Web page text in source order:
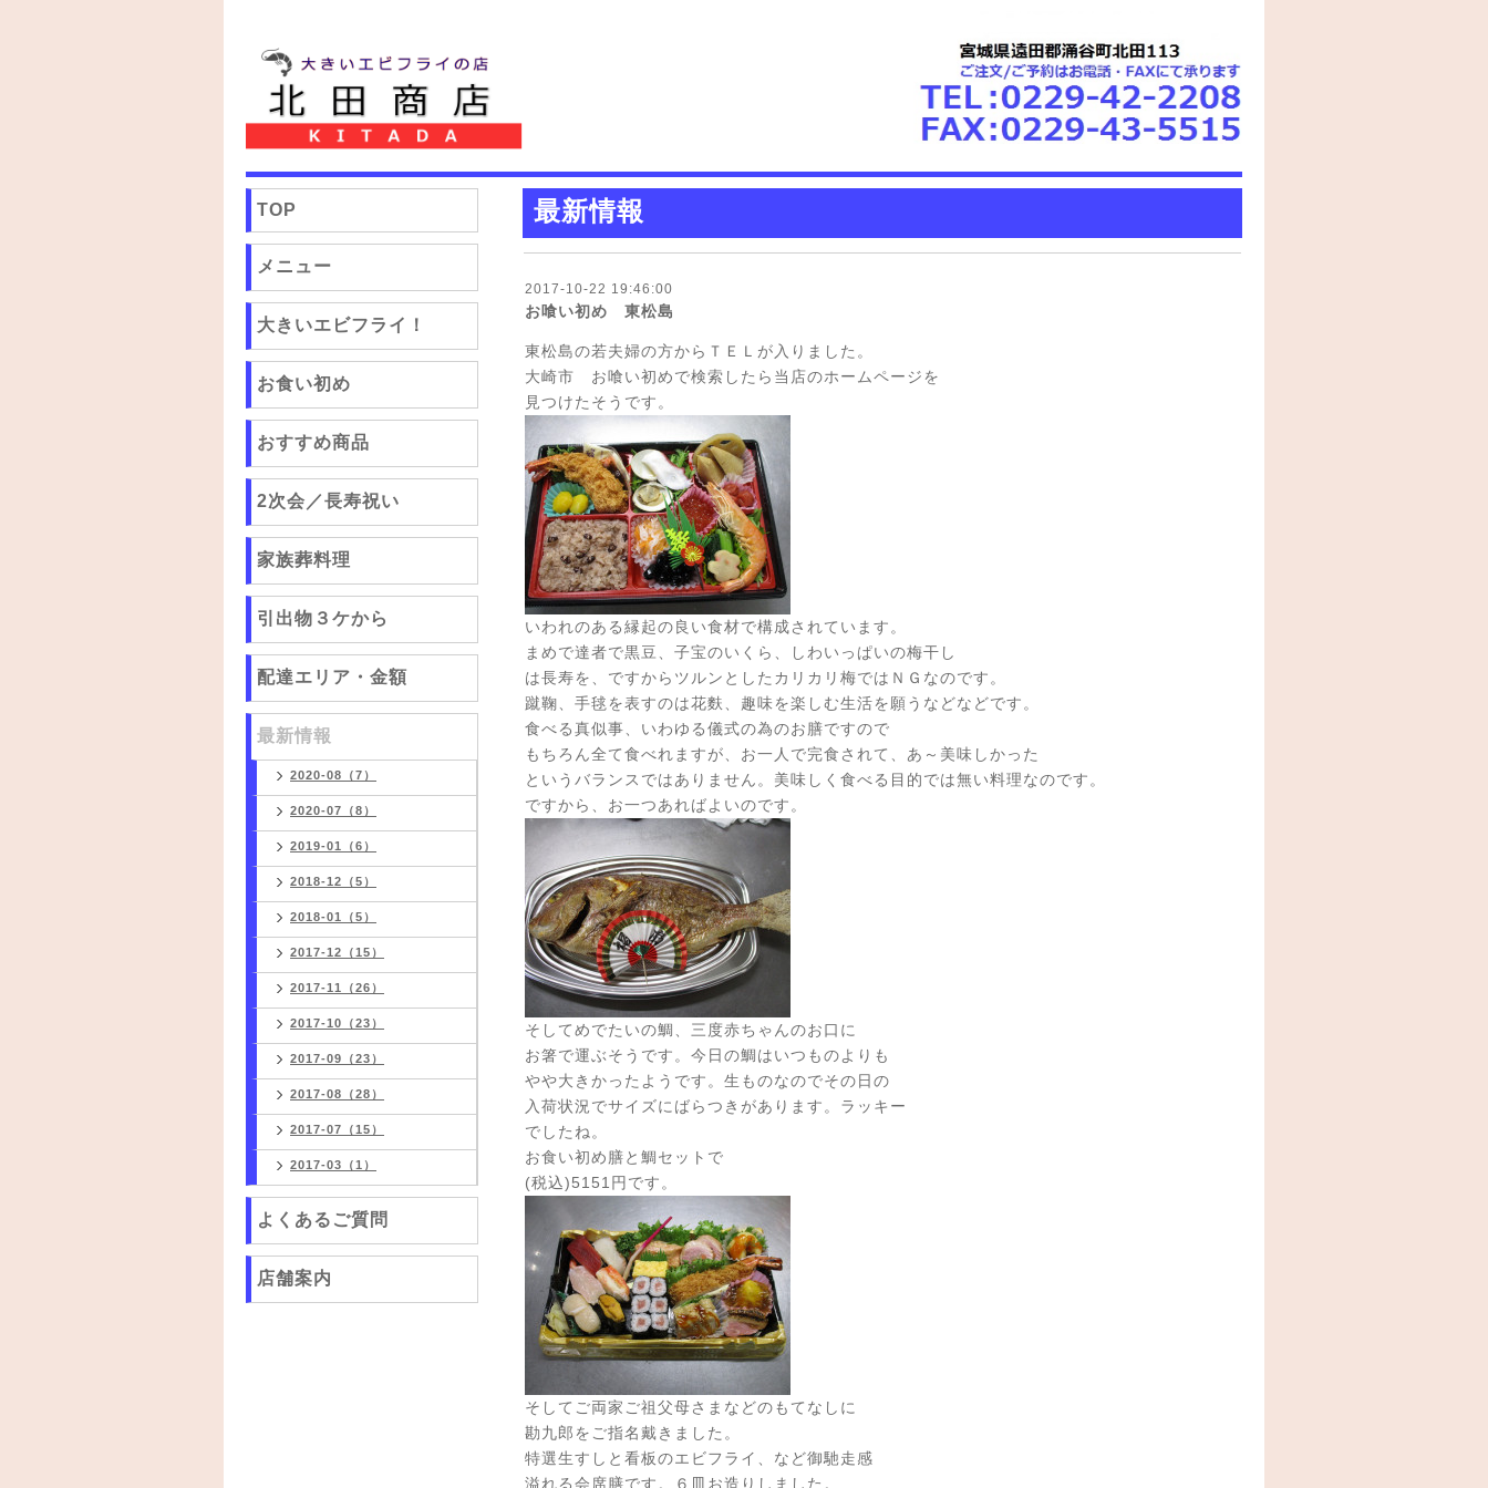
最新情報
2017-10-22 19:46:00
お喰い初め 東松島
東松島の若夫婦の方からＴＥＬが入りました。
大崎市 お喰い初めで検索したら当店のホームページを
見つけたそうです。
いわれのある縁起の良い食材で構成されています。
まめで達者で黒豆、子宝のいくら、しわいっぱいの梅干し
は長寿を、ですからツルンとしたカリカリ梅ではＮＧなのです。
蹴鞠、手毬を表すのは花麩、趣味を楽しむ生活を願うなどなどです。
食べる真似事、いわゆる儀式の為のお膳ですので
もちろん全て食べれますが、お一人で完食されて、あ～美味しかった
というバランスではありません。美味しく食べる目的では無い料理なのです。
ですから、お一つあればよいのです。
そしてめでたいの鯛、三度赤ちゃんのお口に
お箸で運ぶそうです。今日の鯛はいつものよりも
やや大きかったようです。生ものなのでその日の
入荷状況でサイズにばらつきがあります。ラッキー
でしたね。
お食い初め膳と鯛セットで
(税込)5151円です。
そしてご両家ご祖父母さまなどのもてなしに
勘九郎をご指名戴きました。
特選生すしと看板のエビフライ、など御馳走感
溢れる会席膳です。６皿お造りしました。
TOP
メニュー
大きいエビフライ！
お食い初め
おすすめ商品
2次会／長寿祝い
家族葬料理
引出物３ケから
配達エリア・金額
最新情報
2020-08（7）
2020-07（8）
2019-01（6）
2018-12（5）
2018-01（5）
2017-12（15）
2017-11（26）
2017-10（23）
2017-09（23）
2017-08（28）
2017-07（15）
2017-03（1）
よくあるご質問
店舗案内